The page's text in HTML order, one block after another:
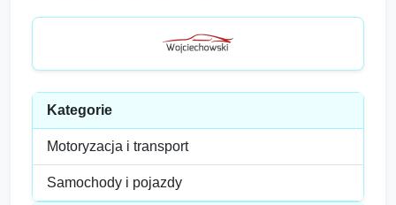
Kategorie
Motoryzacja i transport
Samochody i pojazdy